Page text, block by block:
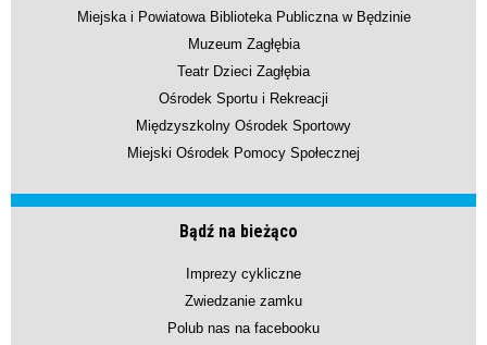
Miejska i Powiatowa Biblioteka Publiczna w Będzinie
Muzeum Zagłębia
Teatr Dzieci Zagłębia
Ośrodek Sportu i Rekreacji
Międzyszkolny Ośrodek Sportowy
Miejski Ośrodek Pomocy Społecznej
Bądź na bieżąco
Imprezy cykliczne
Zwiedzanie zamku
Polub nas na facebooku